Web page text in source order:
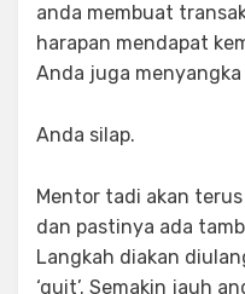
anda membuat
harapan mendapat
Anda juga
Anda silap.
Mentor tadi akan
dan pastinya ada
Langkah diakan
‘quit’. Semakin jauh